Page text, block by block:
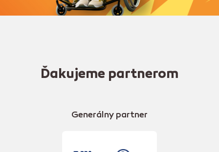
Ďakujeme partnerom
Generálny partner